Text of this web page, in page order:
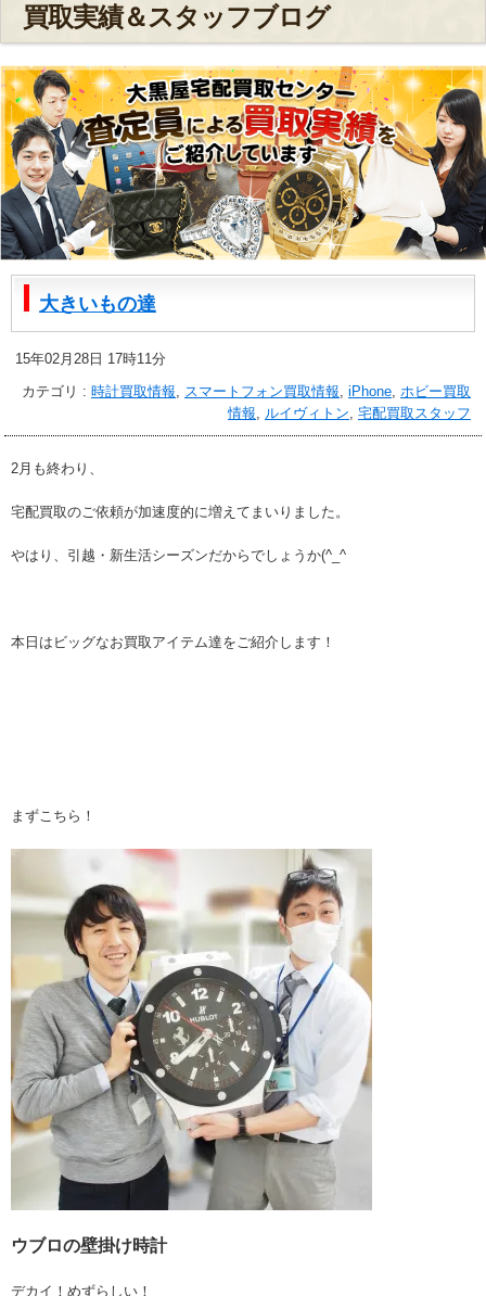
買取実績＆スタッフブログ
大きいもの達
15年02月28日 17時11分
カテゴリ : 時計買取情報, スマートフォン買取情報, iPhone, ホビー買取
情報, ルイヴィトン, 宅配買取スタッフ
2月も終わり、
宅配買取のご依頼が加速度的に増えてまいりました。
やはり、引越・新生活シーズンだからでしょうか(^_^
本日はビッグなお買取アイテム達をご紹介します！
まずこちら！
ウブロの壁掛け時計
デカイ！めずらしい！